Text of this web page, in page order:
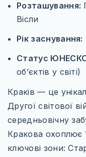
ВІДКРИЙ
КНИГА ЯК КАРТА
МІСТА, ЩО
РІЗДВЯНІ
Розташування:
Вісли
Рік заснування:
Статус
об’єктів у світі)
Краків — це
Другої світової
середньовічну
Кракова охоплює
ключові зони: